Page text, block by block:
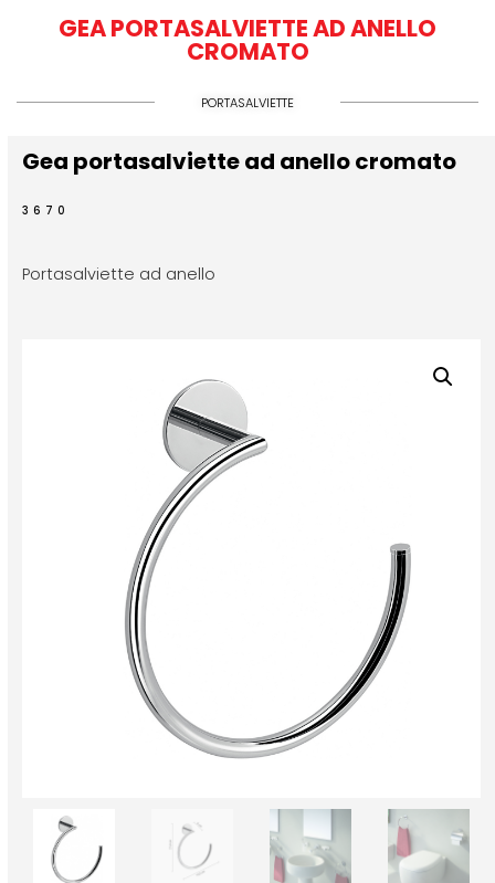
GEA PORTASALVIETTE AD ANELLO
CROMATO
PORTASALVIETTE
Gea portasalviette ad anello cromato
3670
Portasalviette ad anello